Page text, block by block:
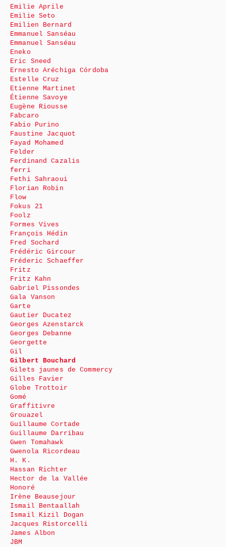
Emilie Aprile
Emilie Seto
Emilien Bernard
Emmanuel Sanséau
Emmanuel Sanséau
Eneko
Eric Sneed
Ernesto Aréchiga Córdoba
Estelle Cruz
Etienne Martinet
Étienne Savoye
Eugène Riousse
Fabcaro
Fabio Purino
Faustine Jacquot
Fayad Mohamed
Felder
Ferdinand Cazalis
ferri
Fethi Sahraoui
Florian Robin
Flow
Fokus 21
Foolz
Formes Vives
François Hédin
Fred Sochard
Frédéric Gircour
Fréderic Schaeffer
Fritz
Fritz Kahn
Gabriel Pissondes
Gala Vanson
Garte
Gautier Ducatez
Georges Azenstarck
Georges Debanne
Georgette
Gil
Gilbert Bouchard
Gilets jaunes de Commercy
Gilles Favier
Globe Trottoir
Gomé
Graffitivre
Grouazel
Guillaume Cortade
Guillaume Darribau
Gwen Tomahawk
Gwenola Ricordeau
H. K.
Hassan Richter
Hector de la Vallée
Honoré
Irène Beausejour
Ismail Bentaallah
Ismail Kizil Dogan
Jacques Ristorcelli
James Albon
JBM